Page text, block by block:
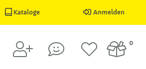
Kataloge Anmelden
0